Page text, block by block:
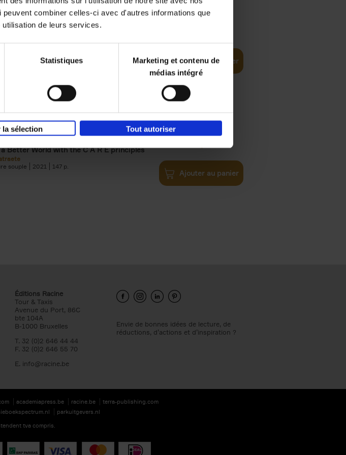
combiner celles-ci avec d'autres informations que
de leurs services.
Statistiques
Marketing et contenu de
médias intégré
sélection Tout autoriser
marketing like a PRO -
revised edition
Ajouter au panier
Brand Care?
Better World with the C A R E principles
souple
2021 147
€34,99
Ajouter au panier
Éditions Racine
Tour & Taxis
Avenue du Port, 86C
bte 104A
B-1000 Bruxelles
T. 32 (0)2 646 44 44
F. 32 (0)2 646 55 70
E. info@racine.be
Envie de bonnes idées de lecture, de
réductions, d’actions et d’inspiration ?
academiapress.be racine.be
terra-publishing.com
parkuitgevers.nl
tva compris.